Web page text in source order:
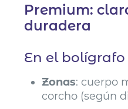
Premium:
duradera
En el
Zonas: cuerpo
corcho (según